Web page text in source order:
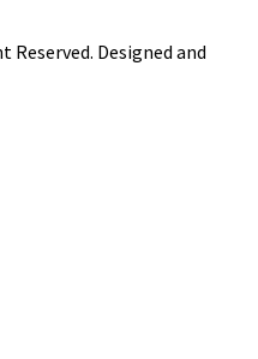
Reserved. Designed and